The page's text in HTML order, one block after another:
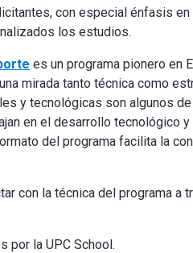
con especial énfasis
los estudios.
es un programa pionero en
mirada tanto técnica como
y tecnológicas son algunos
en el desarrollo tecnológico
del programa facilita la
con la técnica del programa
por la UPC School.